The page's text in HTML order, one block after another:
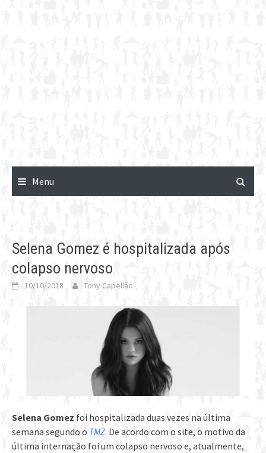
Menu
Selena Gomez é hospitalizada após
colapso nervoso
10/10/2018 Tony Capellão
Selena Gomez foi hospitalizada duas vezes na última
semana segundo o TMZ. De acordo com o site, o motivo da
última internação foi um colapso nervoso e, atualmente,